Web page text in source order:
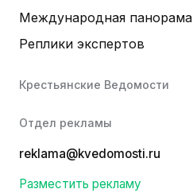
Международная панорама
Реплики экспертов
Крестьянские Ведомости
Отдел рекламы
reklama@kvedomosti.ru
Разместить рекламу